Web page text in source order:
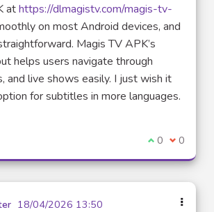
athttps://dlmagistv.com/magis-tv-
on most Android devices, and
Magis TV APK’s
helps users navigate through
and live shows easily. I just wish it
for subtitles in more languages.
Je suis
0 Je ne
0
18/04/2026 13:50